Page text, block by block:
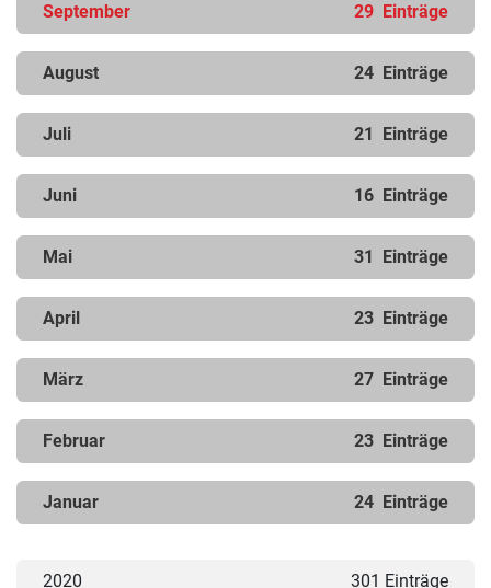
September 29 Einträge
August 24 Einträge
Juli 21 Einträge
Juni 16 Einträge
Mai 31 Einträge
April 23 Einträge
März 27 Einträge
Februar 23 Einträge
Januar 24 Einträge
2020 301 Einträge